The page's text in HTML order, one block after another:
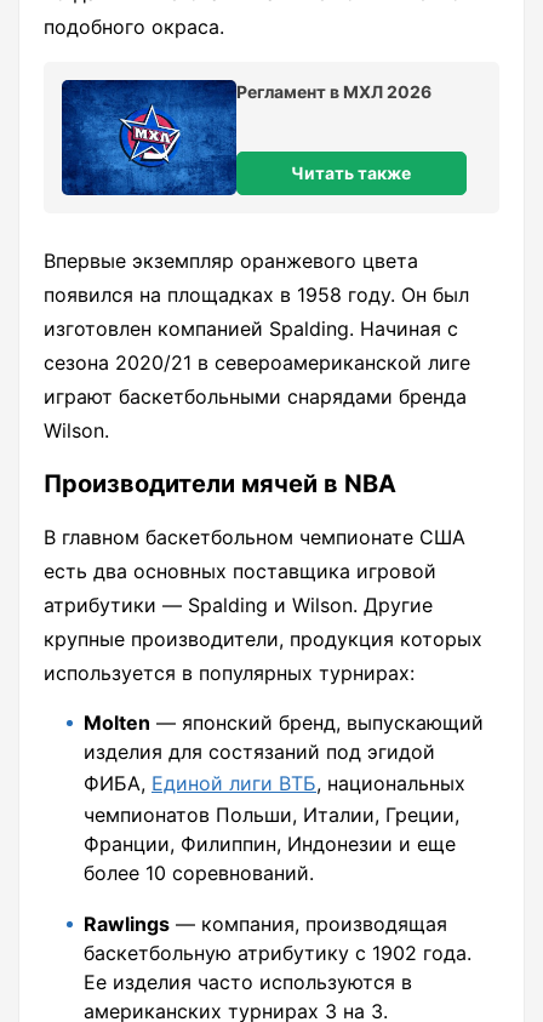
подобного окраса.
Регламент в МХЛ 2026
Читать также
Впервые экземпляр оранжевого цвета
появился на площадках в 1958 году. Он был
изготовлен компанией Spalding. Начиная с
сезона 2020/21 в североамериканской лиге
играют баскетбольными снарядами бренда
Wilson.
Производители мячей в NBA
В главном баскетбольном чемпионате США
есть два основных поставщика игровой
атрибутики — Spalding и Wilson. Другие
крупные производители, продукция которых
используется в популярных турнирах:
Molten — японский бренд, выпускающий
изделия для состязаний под эгидой
ФИБА, Единой лиги ВТБ, национальных
чемпионатов Польши, Италии, Греции,
Франции, Филиппин, Индонезии и еще
более 10 соревнований.
Rawlings — компания, производящая
баскетбольную атрибутику с 1902 года.
Ее изделия часто используются в
американских турнирах 3 на 3.